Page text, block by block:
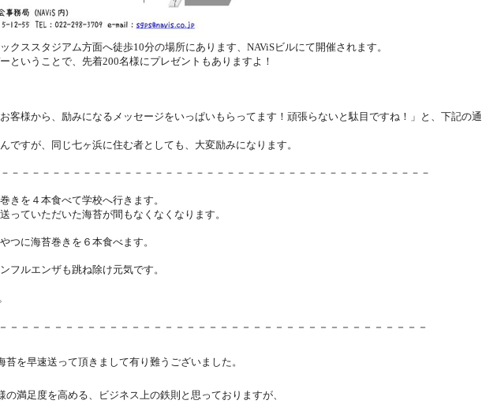
クススタジアム方面へ徒歩10分の場所にあります、NAViSビルにて開催されます。
ということで、先着200名様にプレゼントもありますよ！
客様から、励みになるメッセージをいっぱいもらってます！頑張らないと駄目ですね！」と、下記の通
ですが、同じ七ヶ浜に住む者としても、大変励みになります。
－－－－－－－－－－－－－－－－－－－－－－－－－－－－－－－－－－－－－－－－－
きを４本食べて学校へ行きます。
っていただいた海苔が間もなくなくなり ます。
つに海苔巻きを６本食べます。
フルエンザも跳ね除け元気です。
－－－－－－－－－－－－－－－－－－－－－－－－－－－－－－－－－－－－－－
苔を早速送って頂きまして有り難うございました。
満足度を高める、 ビジネス上の鉄則と思っておりますが、